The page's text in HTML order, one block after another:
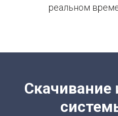
реальном
Скачивание